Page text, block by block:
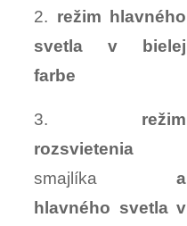
2. režim hlavného
svetla v bielej
farbe
3. režim
rozsvietenia
smajlíka a
hlavného svetla v